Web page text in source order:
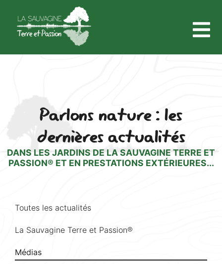
Parlons nature : les
dernières actualités
DANS LES JARDINS DE LA SAUVAGINE TERRE ET
PASSION® ET EN PRESTATIONS EXTÉRIEURES...
Toutes les actualités
La Sauvagine Terre et Passion®
Médias